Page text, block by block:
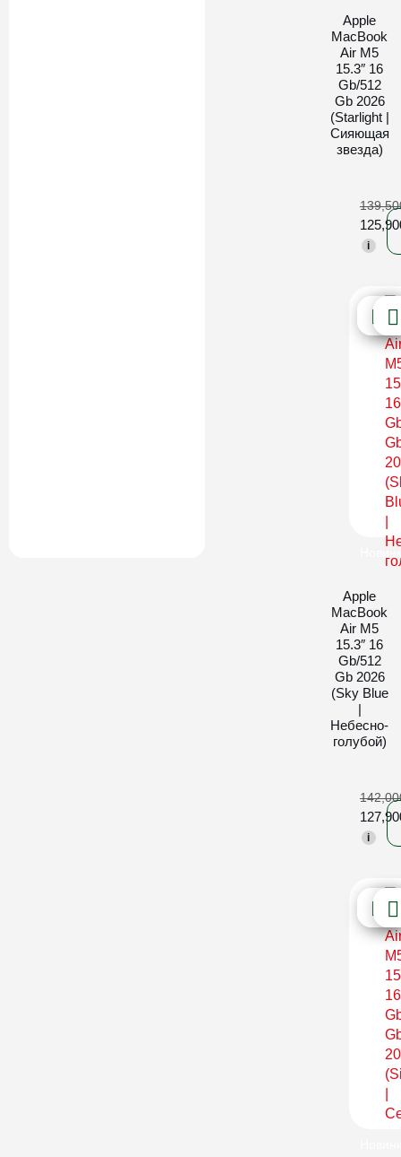
Apple
MacBook
Air M5
15.3″ 16
Gb/512
Gb 2026
(Starlight |
Сияющая
звезда)
i
Apple
MacBook
Air M5
15.3″ 16
Gb/512
Gb 2026
(Sky Blue
|
Небесно-
голубой)
i